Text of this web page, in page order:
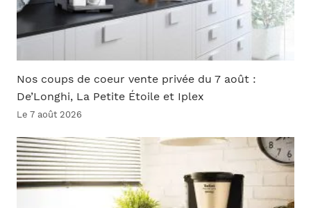
Nos coups de coeur vente privée du 7 août :
De’Longhi, La Petite Étoile et Iplex
Le 7 août 2026